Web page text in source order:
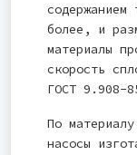
более, и
материалы
скорость
ГОСТ 9.908-
По
насосы